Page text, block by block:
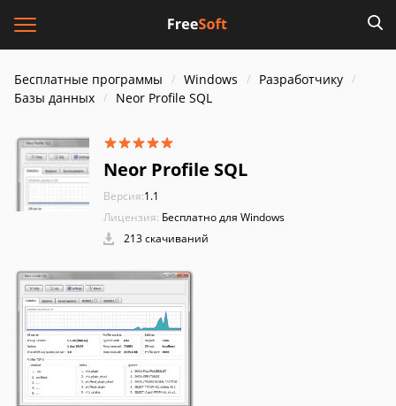
Бесплатные программы Windows
Разработчику
Базы данных
Neor Profile SQL
Neor Profile SQL
Версия:1.1
Лицензия: Бесплатно для Windows
213 скачиваний